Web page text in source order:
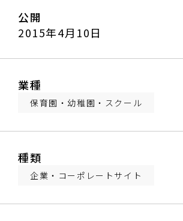
公開
2015年4月10日
業種
保育園・幼稚園・スクール
種類
企業・コーポレートサイト